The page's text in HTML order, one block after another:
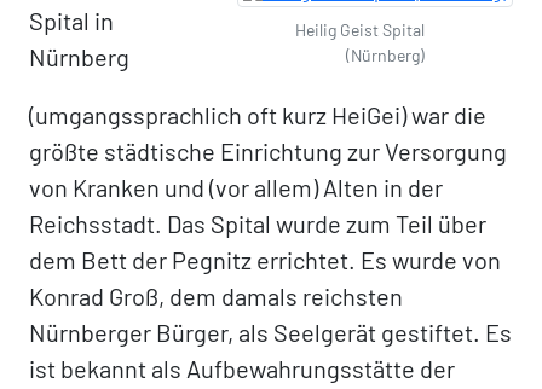
Heilig Geist Spital
(Nürnberg)
Spital in
Nürnberg
(umgangssprachlich oft kurz HeiGei) war die
größte städtische Einrichtung zur Versorgung
von Kranken und (vor allem) Alten in der
Reichsstadt. Das Spital wurde zum Teil über
dem Bett der Pegnitz errichtet. Es wurde von
Konrad Groß, dem damals reichsten
Nürnberger Bürger, als Seelgerät gestiftet. Es
ist bekannt als Aufbewahrungsstätte der